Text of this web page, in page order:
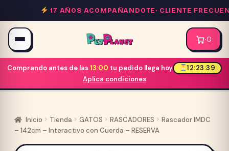
al
contenido
17 AÑOS ACOMPAÑANDOTE·CLIENTE
·0
Comprando antes de las13:00 tu pedido llega hoy
12:23:39
Aplica condiciones
Inicio Tienda GATOS RASCADORES
Rascador IMDC
– 142cm – Interactivo con Cuerda – RESERVA